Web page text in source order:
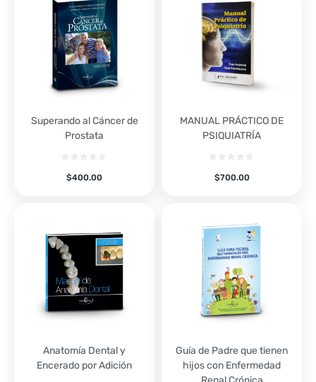
Superando al Cáncer de
Prostata
$400.00
MANUAL PRÁCTICO DE
PSIQUIATRÍA
$700.00
Anatomía Dental y
Encerado por Adición
Guía de Padre que tienen
hijos con Enfermedad